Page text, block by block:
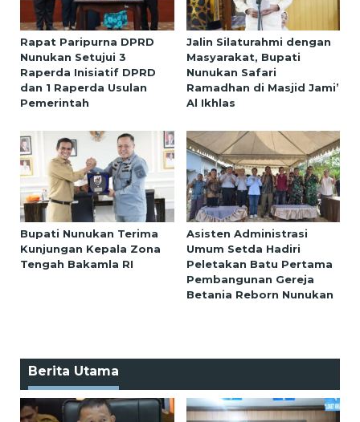
Rapat Paripurna DPRD
Nunukan Setujui 3
Raperda Inisiatif DPRD
dan 1 Raperda Usulan
Pemerintah
Jalin Silaturahmi dengan
Masyarakat, Bupati
Nunukan Safari
Ramadhan di Masjid Jami’
Al Ikhlas
Bupati Nunukan Terima
Kunjungan Kepala Zona
Tengah Bakamla RI
Asisten Administrasi
Umum Setda Hadiri
Peletakan Batu Pertama
Pembangunan Gereja
Betania Reborn Nunukan
Berita Utama